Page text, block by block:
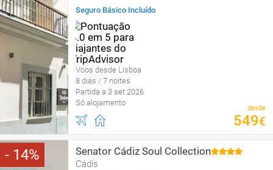
Seguro Básico Incluído
Voos desde Lisboa
8 dias / 7 noites
Partida a 3 set 2026
Só alojamento
desde
549€
14 Senator Cádiz Soul Collection
Cádis